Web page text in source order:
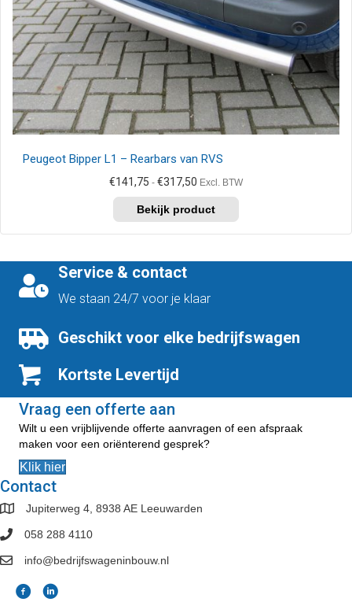
de
productpagina
Peugeot Bipper L1 – Rearbars van RVS
€141,75 - €317,50 Prijsklasse:
tot
€317,50
Excl. BTW
product
heeft
variaties.
Deze
optie
worden
de
Service & contact
We staan 24/7 voor je klaar
Geschikt voor elke bedrijfswagen
Kortste Levertijd
Vraag een offerte aan
Wilt u een vrijblijvende offerte aanvragen of een afspraak
maken voor een oriënterend gesprek?
Klik hier
Contact
Jupiterweg 4, 8938 AE Leeuwarden
058 288 4110
info@bedrijfswageninbouw.nl